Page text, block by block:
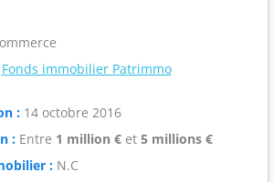
Fonds immobilier Patrimmo
:14 octobre 2016
:Entre 1 million €et 5 millions €
:N.C